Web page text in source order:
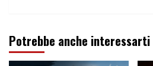
Potrebbe anche interessarti